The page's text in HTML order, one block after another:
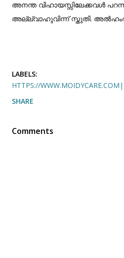
അനന്ത വിഹായസ്സിലേക്കവൾ
അല്ല്വാഹുവിന്ന് സ്തുതി.
LABELS:
HTTPS://
SHARE
Comments